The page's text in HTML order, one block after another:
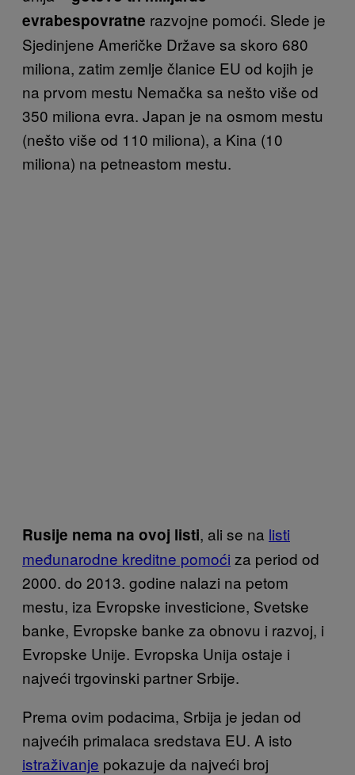
evrabespovratne razvojne pomoći. Slede je
Sjedinjene Američke Države sa skoro 680
miliona, zatim zemlje članice EU od kojih je
na prvom mestu Nemačka sa nešto više od
350 miliona evra. Japan je na osmom mestu
(nešto više od 110 miliona), a Kina (10
miliona) na petneastom mestu.
Rusije nema na ovoj listi, ali se na listi
međunarodne kreditne pomoći za period od
2000. do 2013. godine nalazi na petom
mestu, iza Evropske investicione, Svetske
banke, Evropske banke za obnovu i razvoj, i
Evropske Unije. Evropska Unija ostaje i
najveći trgovinski partner Srbije.
Prema ovim podacima, Srbija je jedan od
najvećih primalaca sredstava EU. A isto
istraživanje pokazuje da najveći broj